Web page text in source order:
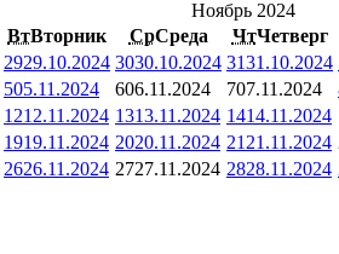
Ноябрь 2024
ВтВторник СрСреда ЧтЧетверг
2929.10.2024 3030.10.2024 3131.10.2024
505.11.2024 606.11.2024 707.11.2024
1212.11.2024 1313.11.2024 1414.11.2024
1919.11.2024 2020.11.2024 21 21.11.2024
2626.11.2024 2727.11.2024 2828.11.2024